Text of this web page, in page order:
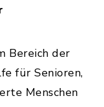
Bereich der
für Senioren,
Menschen